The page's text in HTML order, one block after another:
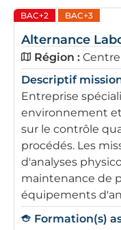
BAC+2 BAC+3
Alternance
Région :
Descriptif
Entreprise
environnement
sur le contrôle
procédés. Les
d'analyses
maintenance de
équipements
Formation(s)